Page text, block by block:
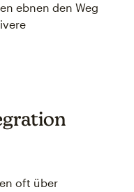
ebnen den Weg
oft über